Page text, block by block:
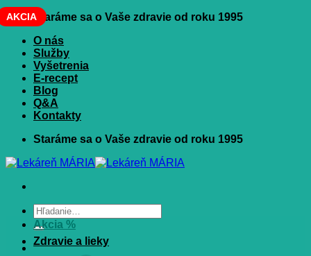
Skip
to
content
Staráme sa o Vaše zdravie od roku 1995
O nás
Služby
Vyšetrenia
E-recept
Blog
Q&A
Kontakty
Staráme sa o Vaše zdravie od roku 1995
Hľadať:
Akcia %
Zdravie a lieky
AKCIA